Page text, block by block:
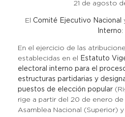
21 de agosto
El Comité Ejecutivo Nacional
Interno:
En el ejercicio de las
establecidas en el
Estatuto
electoral interno para el
estructuras partidarias y
puestos de elección popular
rige a partir del 20 de enero
Asamblea Nacional (Superior)